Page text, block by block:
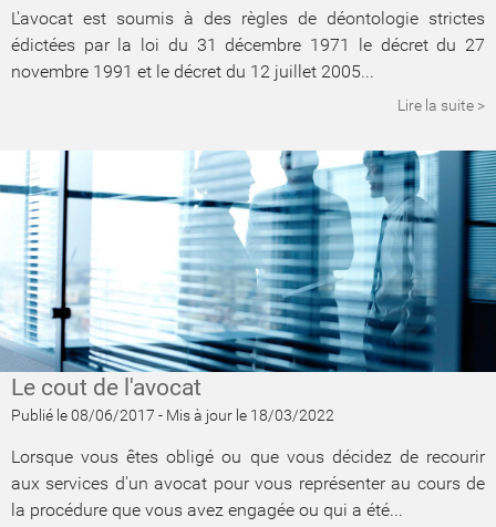
L'avocat est soumis à des règles de déontologie strictes
édictées par la loi du 31 décembre 1971 le décret du 27
novembre 1991 et le décret du 12 juillet 2005...
Lire la suite >
Le cout de l'avocat
Publié le 08/06/2017 - Mis à jour le 18/03/2022
Lorsque vous êtes obligé ou que vous décidez de recourir
aux services d'un avocat pour vous représenter au cours de
la procédure que vous avez engagée ou qui a été...